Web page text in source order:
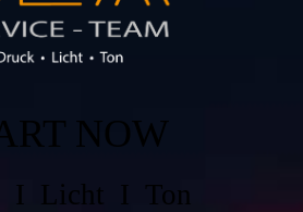
NOW
I Licht I Ton